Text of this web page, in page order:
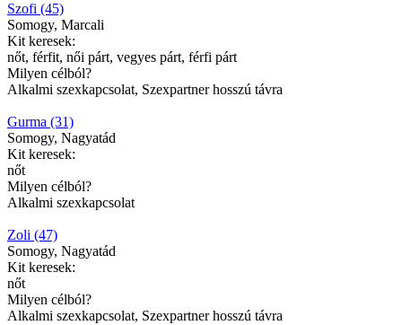
Szofi (45)
Somogy, Marcali
Kit keresek:
nőt, férfit, női párt, vegyes párt, férfi párt
Milyen célból?
Alkalmi szexkapcsolat, Szexpartner hosszú távra
Gurma (31)
Somogy, Nagyatád
Kit keresek:
nőt
Milyen célból?
Alkalmi szexkapcsolat
Zoli (47)
Somogy, Nagyatád
Kit keresek:
nőt
Milyen célból?
Alkalmi szexkapcsolat, Szexpartner hosszú távra